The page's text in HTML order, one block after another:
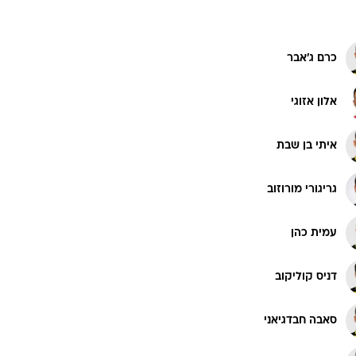
כרם ג'אבר
אלון אזוגי
איתי בן שבת
גריגורי מורוזוב
עמית כהן
דניס קוליקוב
סאבה חבדגיאני